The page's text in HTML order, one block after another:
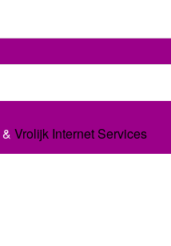
Vrolijk Internet Services